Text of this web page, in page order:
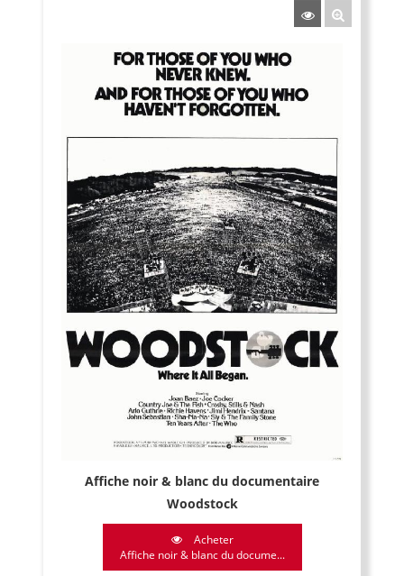
Affiche noir & blanc du documentaire
Woodstock
Acheter
Affiche noir & blanc du docume...